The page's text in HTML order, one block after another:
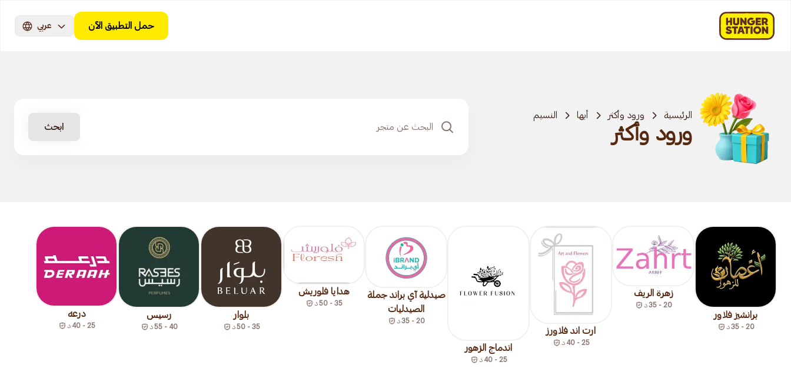
حمل التطبيق الآن عربي
الرئيسية ورود وأكثر أبها النسيم
ورود وأكثر ابحث
برانشيز فلاور
20 - 35 د
زهرة الريف
20 - 35 د
ارت اند فلاورز
25 - 40 د
اندماج الزهور
25 - 40 د
صيدلية آي براند جملة
الصيدليات
20 - 35 د
هدايا فلوريش
35 - 50 د
بلوار
35 - 50 د
رسيس
40 - 55 د
درعه
25 - 40 د